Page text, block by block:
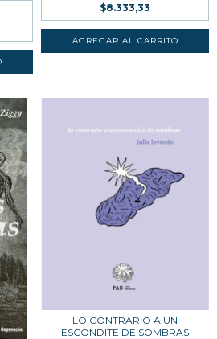
$8.333,33
LO CONTRARIO A UN
ESCONDITE DE SOMBRAS